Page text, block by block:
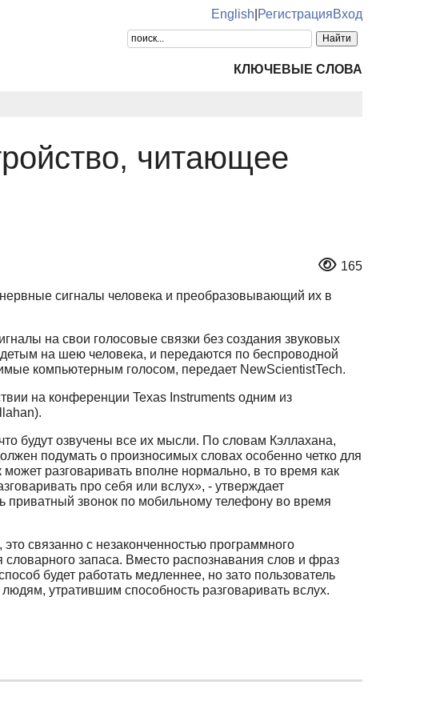
English РегистрацияВход
КЛЮЧЕВЫЕ СЛОВА
читающее
165
сигналы человека и преобразовывающий их в
на свои голосовые связки без создания звуковых
на шею человека, и передаются по беспроводной
компьютерным голосом, передает NewScientistTech.
на конференции Texas Instruments одним из
будут озвучены все их мысли. По словам Кэллахана,
подумать о произносимых словах особенно четко для
разговаривать вполне нормально, в то время как
про себя или вслух», - утверждает
приватный звонок по мобильному телефону во время
связанно с незаконченностью программного
запаса. Вместо распознавания слов и фраз
будет работать медленнее, но зато пользователь
утратившим способность разговаривать вслух.